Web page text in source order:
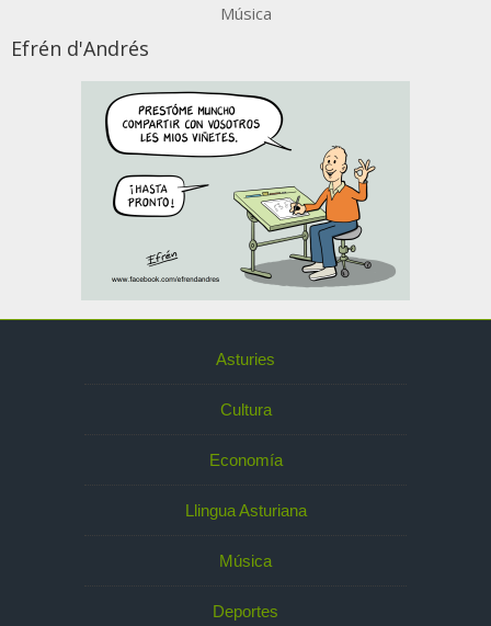
Música
Efrén d'Andrés
Asturies
Cultura
Economía
Llingua Asturiana
Música
Deportes